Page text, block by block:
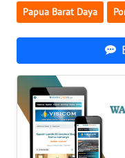
Papua Barat Daya
KALBAR
WN
KALTENG